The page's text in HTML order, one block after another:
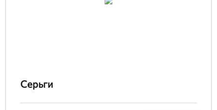
Серьги